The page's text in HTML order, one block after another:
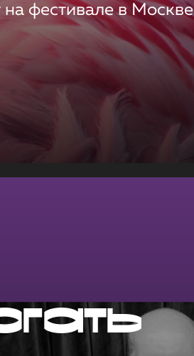
фестивале в Москве